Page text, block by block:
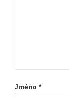
Jméno *